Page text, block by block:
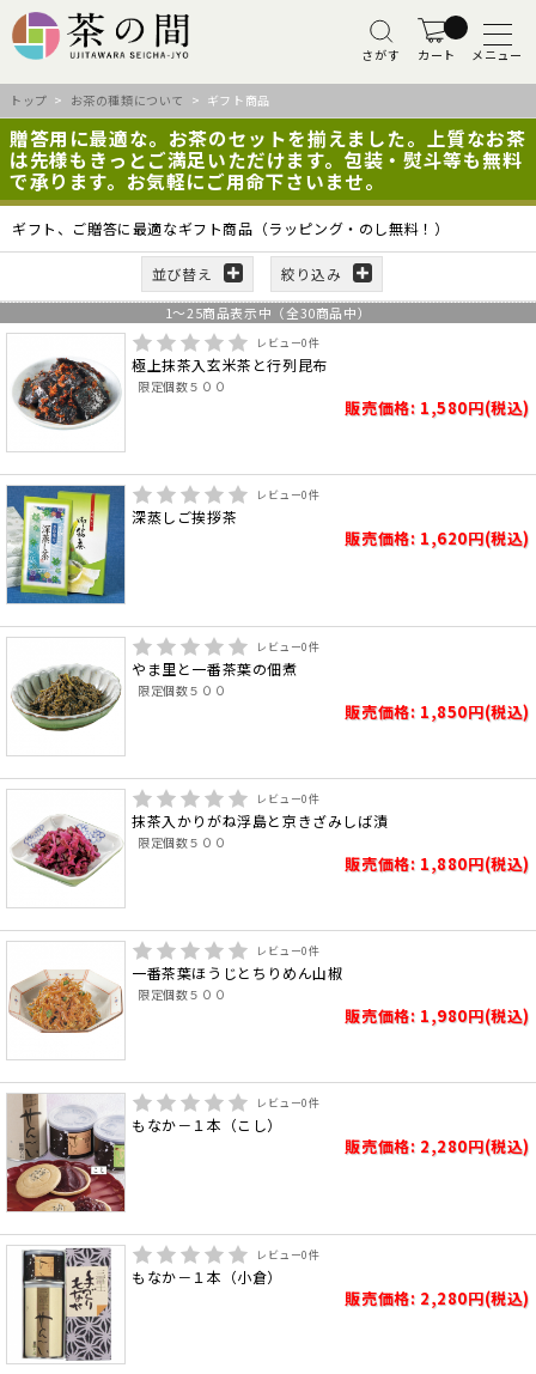
さがす カート メニュー
トップ > お茶の種類について > ギフト商品
贈答用に最適な。お茶のセットを揃えました。上質なお茶
は先様もきっとご満足いただけます。包装・熨斗等も無料
で承ります。お気軽にご用命下さいませ。
ギフト、ご贈答に最適なギフト商品（ラッピング・のし無料！）
並び替え 絞り込み
1～25商品表示中（全30商品中）
レビュー0件
極上抹茶入玄米茶と行列昆布
限定個数５００
販売価格: 1,580円(税込)
レビュー0件
深蒸しご挨拶茶
販売価格: 1,620円(税込)
レビュー0件
やま里と一番茶葉の佃煮
限定個数５００
販売価格: 1,850円(税込)
レビュー0件
抹茶入かりがね浮島と京きざみしば漬
限定個数５００
販売価格: 1,880円(税込)
レビュー0件
一番茶葉ほうじとちりめん山椒
限定個数５００
販売価格: 1,980円(税込)
レビュー0件
もなか－１本（こし）
販売価格: 2,280円(税込)
レビュー0件
もなか－１本（小倉）
販売価格: 2,280円(税込)